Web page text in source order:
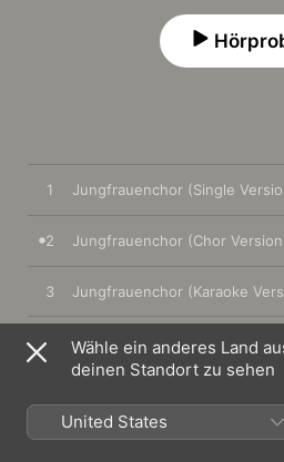
1 Jungfrauenchor (Single
2 Jungfrauenchor (Chor
3 Jungfrauenchor (Karaoke
1. Januar 2008
℗ 2008 spectre media, under
Music Domestic Pop/Mainstream,
Wähle ein anderes Land
deinen Standort zu sehen
United States